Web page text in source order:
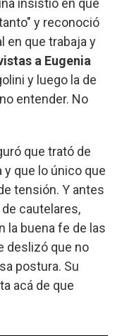
insistió en que
y reconoció
en que trabaja y
a Eugenia
y luego la de
entender. No
que trató de
que lo único que
tensión. Y antes
cautelares,
la buena fe de las
deslizó que no
postura. Su
acá de que